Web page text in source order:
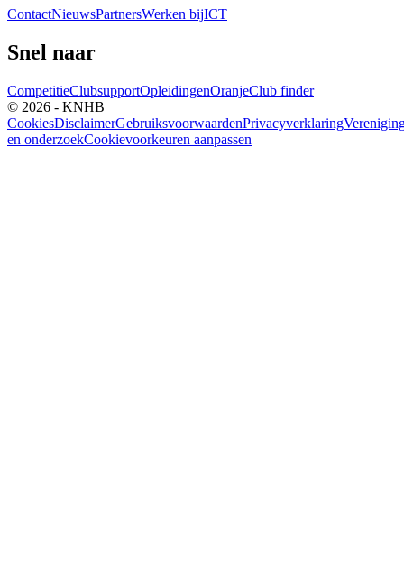
ContactNieuwsPartnersWerken bijICT
Snel naar
CompetitieClubsupportOpleidingenOranjeClub finder
© 2026 - KNHB
CookiesDisclaimerGebruiksvoorwaardenPrivacyverklaring
en onderzoekCookievoorkeuren aanpassen